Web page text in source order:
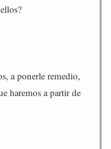
a ponerle remedio,
haremos a partir de